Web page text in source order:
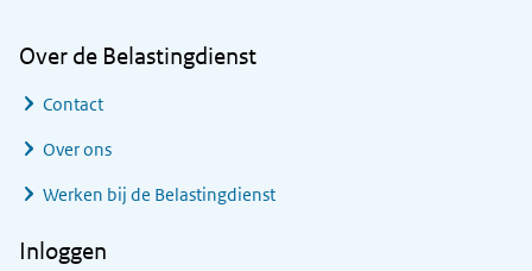
Over de Belastingdienst
Contact
Over ons
Werken bij de Belastingdienst
Inloggen